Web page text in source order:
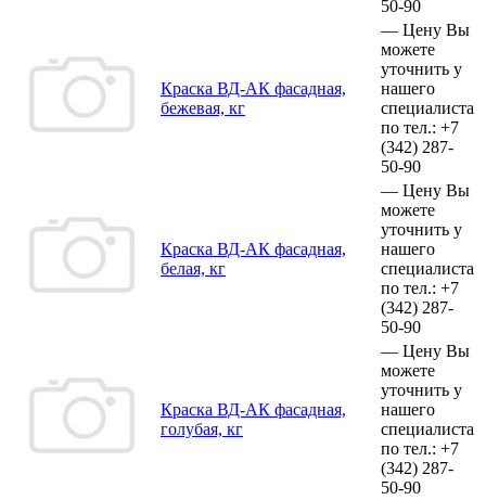
50-90
Краска ВД-АК фасадная,
бежевая, кг
— Цену Вы
можете
уточнить у
нашего
специалиста
по тел.: +7
(342) 287-
50-90
Краска ВД-АК фасадная,
белая, кг
— Цену Вы
можете
уточнить у
нашего
специалиста
по тел.: +7
(342) 287-
50-90
Краска ВД-АК фасадная,
голубая, кг
— Цену Вы
можете
уточнить у
нашего
специалиста
по тел.: +7
(342) 287-
50-90